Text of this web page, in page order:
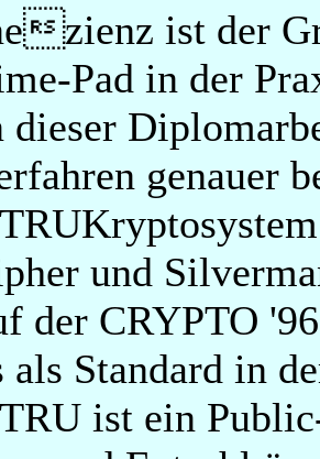
zienz ist der
Pad in der
dieser
genauer
und
der CRYPTO
als Standard in
ist ein